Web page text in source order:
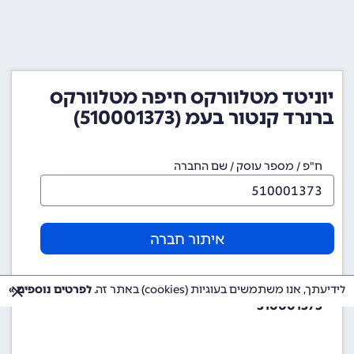
יוניטד מטלוורקס חיפה מטלוורקס
ברנרד קנטור בעמ (510001373)
ח"פ / מספר עוסק / שם החברה
איתור חברה
510001373
לידיעתך, אנו משתמשים בעוגיות (cookies) באתר זה. לפרטים נוספים »